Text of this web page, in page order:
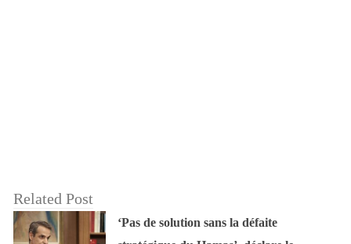
Related Post
‘Pas de solution sans la défaite